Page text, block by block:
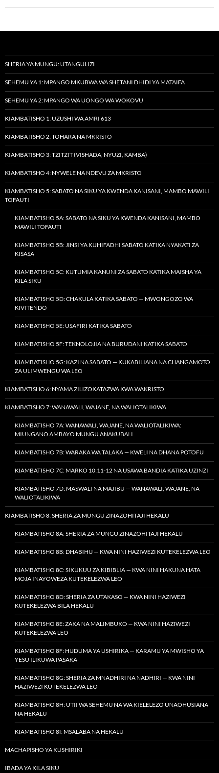
SHERIA YA MUNGU: UTANGULIZI
SEHEMU YA 1: MPANGO MKUBWA WA SHETANI DHIDI YA MATAIFA
SEHEMU YA 2: MPANGO WA UONGO WA WOKOVU
KIAMBATISHO 1: UZUSHI WA AMRI 613
KIAMBATISHO 2: TOHARA NA MKRISTO
KIAMBATISHO 3: TZITZIT (VISHADA, NYUZI, KAMBA)
KIAMBATISHO 4: NYWELE NA NDEVU ZA MKRISTO
KIAMBATISHO 5: SABATO NA SIKU YA KWENDA KANISANI, MAMBO MAWILI
TOFAUTI
KIAMBATISHO 5A: SABATO NA SIKU YA KWENDA KANISANI, MAMBO
MAWILI TOFAUTI
KIAMBATISHO 5B: JINSI YA KUHIFADHI SABATO KATIKA NYAKATI ZA
KISASA
KIAMBATISHO 5C: KUTUMIA KANUNI ZA SABATO KATIKA MAISHA YA
KILA SIKU
KIAMBATISHO 5D: CHAKULA KATIKA SABATO — MWONGOZO WA
KIVITENDO
KIAMBATISHO 5E: USAFIRI KATIKA SABATO
KIAMBATISHO 5F: TEKNOLOJIA NA BURUDANI KATIKA SABATO
KIAMBATISHO 5G: KAZI NA SABATO — KUKABILIANA NA CHANGAMOTO
ZA ULIMWENGU WA LEO
KIAMBATISHO 6: NYAMA ZILIZOKATAZWA KWA WAKRISTO
KIAMBATISHO 7: WANAWALI, WAJANE, NA WALIOTALIKIWA
KIAMBATISHO 7A: WANAWALI, WAJANE, NA WALIOTALIKIWA:
MIUNGANO AMBAYO MUNGU ANAKUBALI
KIAMBATISHO 7B: WARAKA WA TALAKA — KWELI NA DHANA POTOFU
KIAMBATISHO 7C: MARKO 10:11-12 NA USAWA BANDIA KATIKA UZINZI
KIAMBATISHO 7D: MASWALI NA MAJIBU — WANAWALI, WAJANE, NA
WALIOTALIKIWA
KIAMBATISHO 8: SHERIA ZA MUNGU ZINAZOHITAJI HEKALU
KIAMBATISHO 8A: SHERIA ZA MUNGU ZINAZOHITAJI HEKALU
KIAMBATISHO 8B: DHABIHU — KWA NINI HAZIWEZI KUTEKELEZWA LEO
KIAMBATISHO 8C: SIKUKUU ZA KIBIBLIA — KWA NINI HAKUNA HATA
MOJA INAYOWEZA KUTEKELEZWA LEO
KIAMBATISHO 8D: SHERIA ZA UTAKASO — KWA NINI HAZIWEZI
KUTEKELEZWA BILA HEKALU
KIAMBATISHO 8E: ZAKA NA MALIMBUKO — KWA NINI HAZIWEZI
KUTEKELEZWA LEO
KIAMBATISHO 8F: HUDUMA YA USHIRIKA — KARAMU YA MWISHO YA
YESU ILIKUWA PASAKA
KIAMBATISHO 8G: SHERIA ZA MNADHIRI NA NADHIRI — KWA NINI
HAZIWEZI KUTEKELEZWA LEO
KIAMBATISHO 8H: UTII WA SEHEMU NA WA KIELELEZO UNAOHUSIANA
NA HEKALU
KIAMBATISHO 8I: MSALABA NA HEKALU
MACHAPISHO YA KUSHIRIKI
IBADA YA KILA SIKU